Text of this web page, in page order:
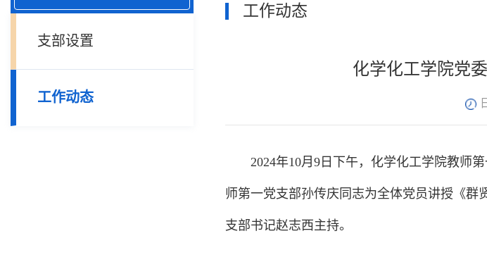
支部设置
工作动态
工作动态
化学化工学院党
2024年10月9日下午，化学化工学院教师
师第一党支部孙传庆同志为全体党员讲授《
支部书记赵志西主持。